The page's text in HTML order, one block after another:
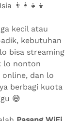
👨‍👩‍👧‍👦
kecil atau
kebutuhan
bisa streaming
lo nonton
online, dan lo
berbagi kuota
😅